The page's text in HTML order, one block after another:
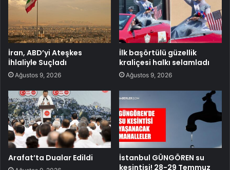
İran, ABD’yi Ateşkes
İhlaliyle Suçladı
Ağustos 9, 2026
İlk başörtülü güzellik
kraliçesi halkı selamladı
Ağustos 9, 2026
Arafat’ta Dualar Edildi
İstanbul GÜNGÖREN su
kesintisi! 28-29 Temmuz